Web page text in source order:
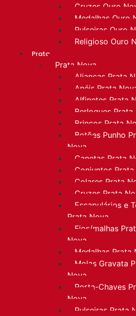
Cruzes Ouro
Medalhas Ouro
Pulseiras Ouro
Religioso Ouro
Prata
Prata Nova
Alianças Prata
Anéis Prata
Alfinetes Prata
Berloques Prata
Brincos Prata
Botões Punho
Nova
Canetas Prata
Conjuntos
Colares Prata
Cruzes Prata
Escapulários e
Prata Nova
Fios/malhas
Nova
Medalhas Prata
Molas Gravata
Nova
Porta-Chaves
Nova
Pulseiras Prata